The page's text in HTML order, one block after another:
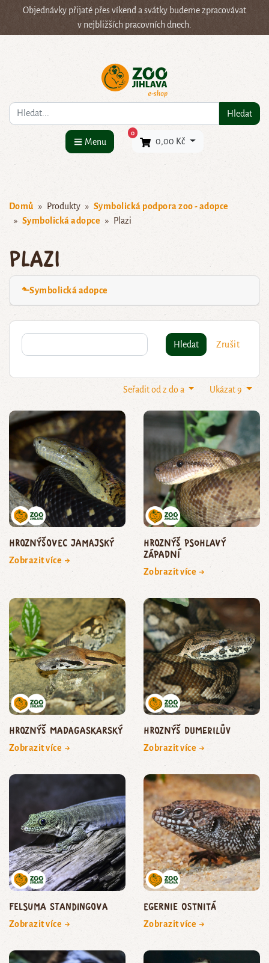
Objednávky přijaté přes víkend a svátky budeme zpracovávat
v nejbližších pracovních dnech.
Co hledáte? Hledat
Menu
0×
0,00 Kč
Domů Produkty
Symbolická podpora zoo - adopce
Symbolická adopce
Plazi
Plazi
⬑Symbolická adopce
Hledat Zrušit
Ukázat 9
Seřadit od z do a
hroznýšovec jamajský
Zobrazit více →
hroznýš psohlavý
západní
Zobrazit více →
hroznýš madagaskarský
Zobrazit více →
hroznýš Dumerilův
Zobrazit více →
felsuma Standingova
Zobrazit více →
egernie ostnitá
Zobrazit více →